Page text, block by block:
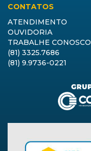
CONTATOS
ATENDIMENTO
OUVIDORIA
TRABALHE CONOSCO
(81) 3325.7686
(81) 9.9736-0221